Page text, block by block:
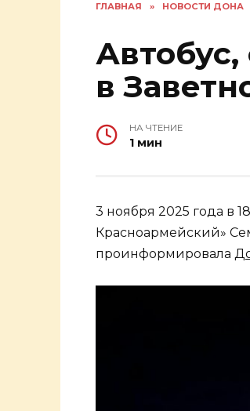
ГЛАВНАЯ » НОВОСТИ ДОНА
в
НА ЧТЕНИЕ
1 мин
3 ноября 2025 года в
Красноармейский»
проинформировала